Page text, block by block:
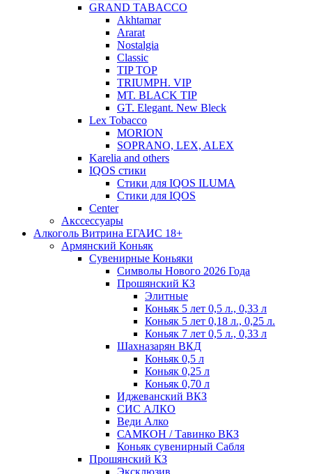
GRAND TABACCO
Akhtamar
Ararat
Nostalgia
Classic
TIP TOP
TRIUMPH. VIP
MT. BLACK TIP
GT. Elegant. New Bleck
Lex Tobacco
MORION
SOPRANO, LEX, ALEX
Karelia and others
IQOS стики
Стики для IQOS ILUMA
Стики для IQOS
Сenter
Акссессуары
Алкоголь Витрина ЕГАИС 18+
Армянский Коньяк
Сувенирные Коньяки
Символы Нового 2026 Года
Прошянский КЗ
Элитные
Коньяк 5 лет 0,5 л., 0,33 л
Коньяк 5 лет 0,18 л., 0,25 л.
Коньяк 7 лет 0,5 л., 0,33 л
Шахназарян ВКД
Коньяк 0,5 л
Коньяк 0,25 л
Коньяк 0,70 л
Иджеванский ВКЗ
СИС АЛКО
Веди Алко
САМКОН / Тавинко ВКЗ
Коньяк сувенирный Сабля
Прошянский КЗ
Эксклюзив